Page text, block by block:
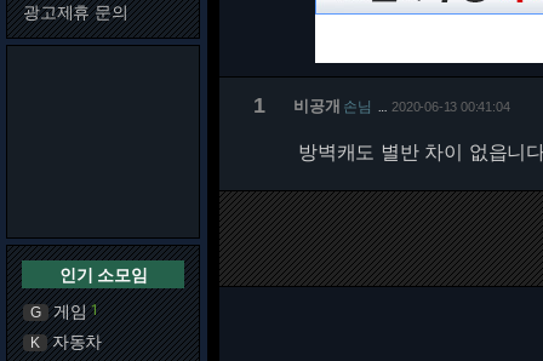
광고제휴 문의
인기 소모임
G 게임 1
K 자동차
1 비공개 손님 2020-06-13 00:41:04
방벽캐도 별반 차이 없읍니